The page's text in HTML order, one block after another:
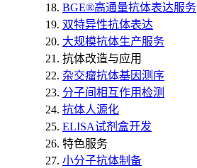
BGE®高通量抗体表达服务
双特异性抗体表达
大规模抗体生产服务
抗体改造与应用
杂交瘤抗体基因测序
分子间相互作用检测
抗体人源化
ELISA试剂盒开发
特色服务
小分子抗体制备